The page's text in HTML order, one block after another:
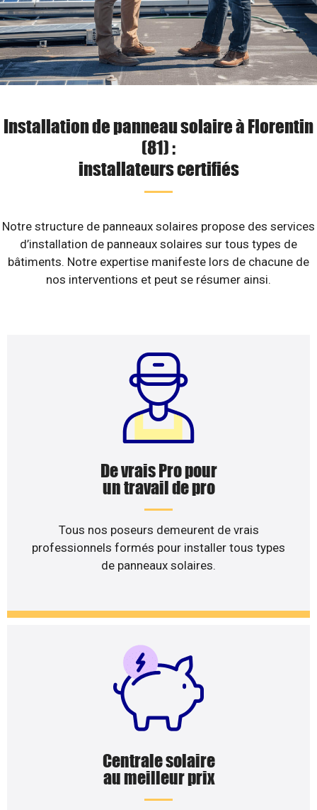
Installation de panneau solaire à Florentin
(81) :
installateurs certifiés
Notre structure de panneaux solaires propose des services
d’installation de panneaux solaires sur tous types de
bâtiments. Notre expertise manifeste lors de chacune de
nos interventions et peut se résumer ainsi.
De vrais Pro pour
un travail de pro
Tous nos poseurs demeurent de vrais
professionnels formés pour installer tous types
de panneaux solaires.
Centrale solaire
au meilleur prix